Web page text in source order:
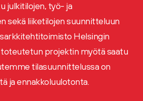
julkitilojen, työ- ja
sekä liiketilojen suunnitteluun
Helsingin
toteutetun projektin myötä saatu
tilasuunnittelussa on
ja ennakkoluulotonta.